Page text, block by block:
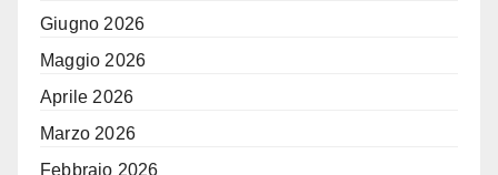
Giugno 2026
Maggio 2026
Aprile 2026
Marzo 2026
Febbraio 2026